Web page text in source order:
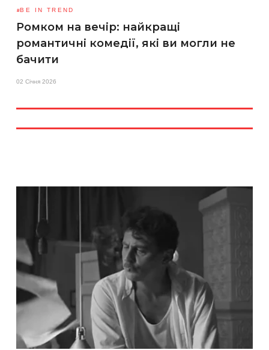
BE IN TREND
Ромком на вечір: найкращі
романтичні комедії, які ви могли не
бачити
02 Січня 2026